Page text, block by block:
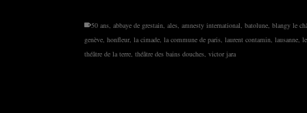
50 ans, abbaye de grestain, ales, amnesty international, batolune, blangy le
genève, honfleur, la cimade, la commune de paris, laurent contamin, lausanne,
théâtre de la terre, théâtre des bains douches, victor jara